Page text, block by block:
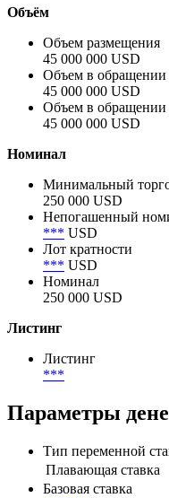
Объём
Объем размещения
45 000 000 USD
Объем в обращении
45 000 000 USD
Объем в
45 000 000 USD
Номинал
Минимальный
250 000 USD
Непогашенный
*** USD
Лот кратности
*** USD
Номинал
250 000 USD
Листинг
Листинг
***
Параметры
Тип переменной
Плавающая ставка
Базовая ставка